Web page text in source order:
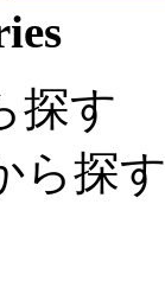
探す
ら探す